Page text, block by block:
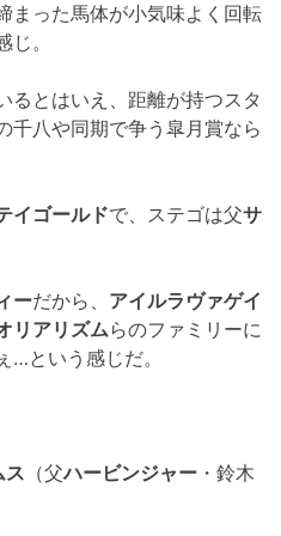
まった馬体が小気味よく回転
。
るとはいえ、距離が持つスタ
千八や同期で争う皐月賞なら
イゴールドで、ステゴは父サ
ーだから、 アイルラヴァゲイ
リアリズムらのファミリーに
…という感じだ。
ス （父ハービンジャー ・鈴木